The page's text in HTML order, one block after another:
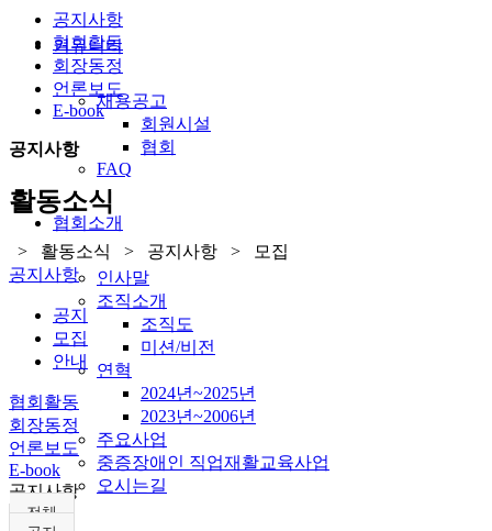
커뮤니티
채용공고
회원시설
협회
FAQ
협회소개
인사말
조직소개
조직도
미션/비전
연혁
2024년~2025년
2023년~2006년
주요사업
중증장애인 직업재활교육사업
오시는길
공지사항
협회활동
회장동정
언론보도
E-book
공지사항
활동소식
> 활동소식 > 공지사항 > 모집
공지사항
공지
모집
안내
협회활동
회장동정
언론보도
E-book
공지사항
전체